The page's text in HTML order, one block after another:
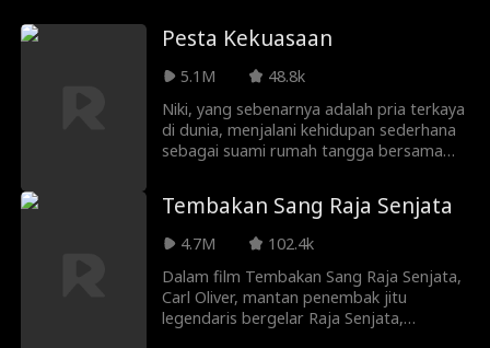
Pesta Kekuasaan
5.1M
48.8k
Niki, yang sebenarnya adalah pria terkaya
di dunia, menjalani kehidupan sederhana
sebagai suami rumah tangga bersama
mengungkapkan identitas sejatinya dan
berniat membagikan kekayaan serta
kekuasaannya kepada Bunga, Bunga
malah menceraikannya dan memandang
rendah Niki. Niki sadar bahwa dia telah
salah mengira Bunga sebagai cinta
sejatinya. Kemudian, dia bertemu dengan
Tembakan Sang Raja Senjata
4.7M
102.4k
Dalam film Tembakan Sang Raja Senjata,
Carl Oliver, mantan penembak jitu
legendaris bergelar Raja Senjata,